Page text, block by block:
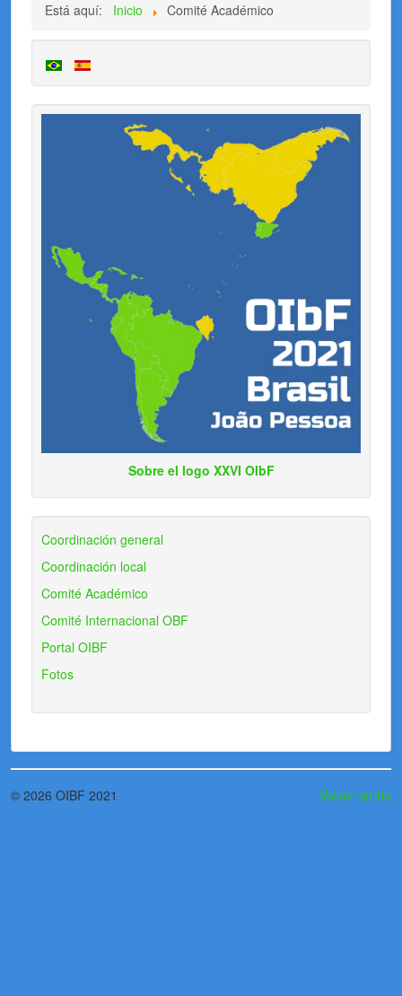
Está aquí: Inicio Comité Académico
Sobre el logo XXVI OIbF
Coordinación general
Coordinación local
Comité Académico
Comité Internacional OBF
Portal OIBF
Fotos
Volver arriba
© 2026 OIBF 2021